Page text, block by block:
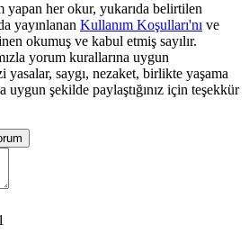
yapan her okur, yukarıda belirtilen
yayınlanan Kullanım Koşulları'nı ve
okumuş ve kabul etmiş sayılır.
yorum kurallarına uygun
yasalar, saygı, nezaket, birlikte yaşama
uygun şekilde paylaştığınız için teşekkür